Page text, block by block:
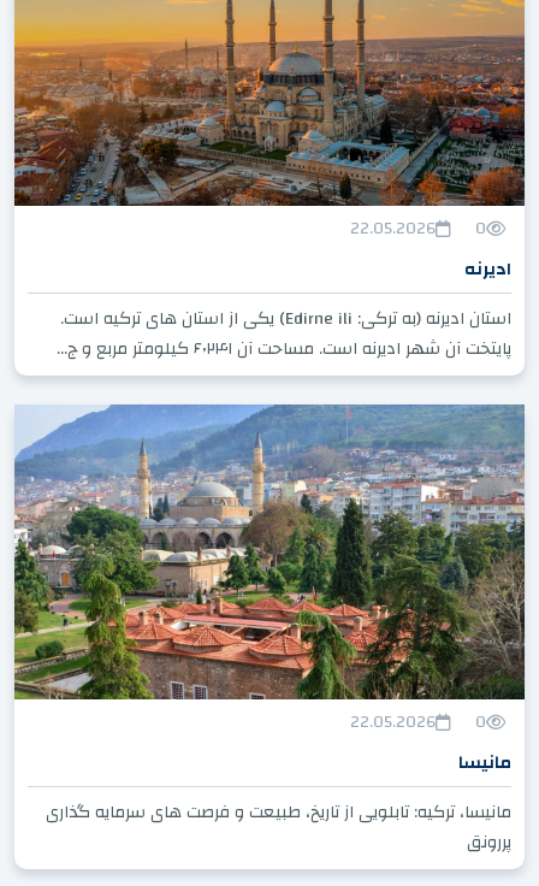
0
22.05.2026
ادیرنه
استان ادیرنه (به ترکی: Edirne ili) یکی از استان های ترکیه است.
پایتخت آن شهر ادیرنه است. مساحت آن ۶٬۲۴۱ کیلومتر مربع و ج...
0
22.05.2026
مانيسا
مانیسا، ترکیه: تابلویی از تاریخ، طبیعت و فرصت های سرمایه گذاری
پررونق